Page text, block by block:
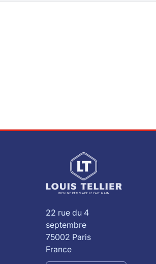
22 rue du 4
septembre
75002 Paris
France